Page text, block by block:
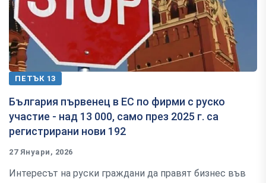
ПЕТЪК 13
България първенец в ЕС по фирми с руско
участие - над 13 000, само през 2025 г. са
регистрирани нови 192
27 Януари, 2026
Интересът на руски граждани да правят бизнес във